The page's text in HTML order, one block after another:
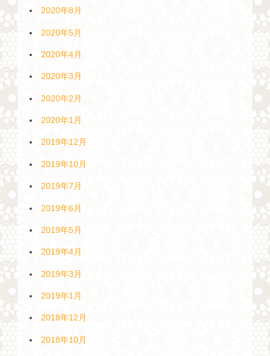
2020年8月
2020年5月
2020年4月
2020年3月
2020年2月
2020年1月
2019年12月
2019年10月
2019年7月
2019年6月
2019年5月
2019年4月
2019年3月
2019年1月
2018年12月
2018年10月